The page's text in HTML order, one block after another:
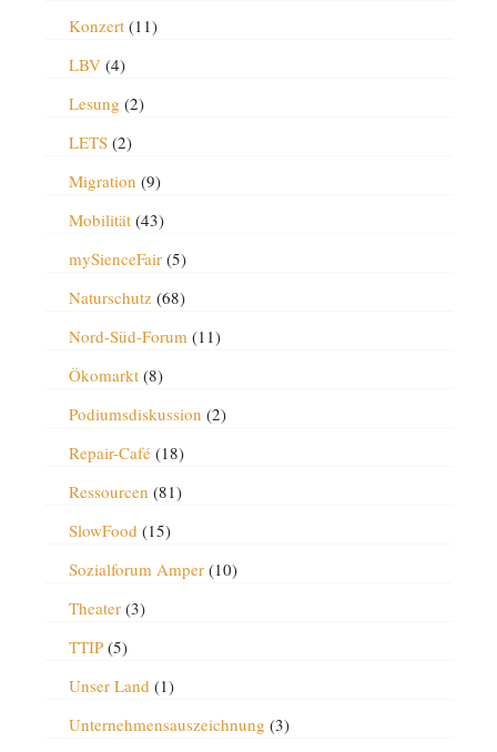
Konzert(11)
LBV(4)
Lesung (2)
LETS(2)
Migration (9)
Mobilität(43)
mySienceFair(5)
Naturschutz(68)
Nord-Süd-Forum (11)
Ökomarkt(8)
Podiumsdiskussion (2)
Repair-Café(18)
Ressourcen (81)
SlowFood (15)
Sozialforum Amper(10)
Theater(3)
TTIP(5)
Unser Land (1)
Unternehmensauszeichnung (3)